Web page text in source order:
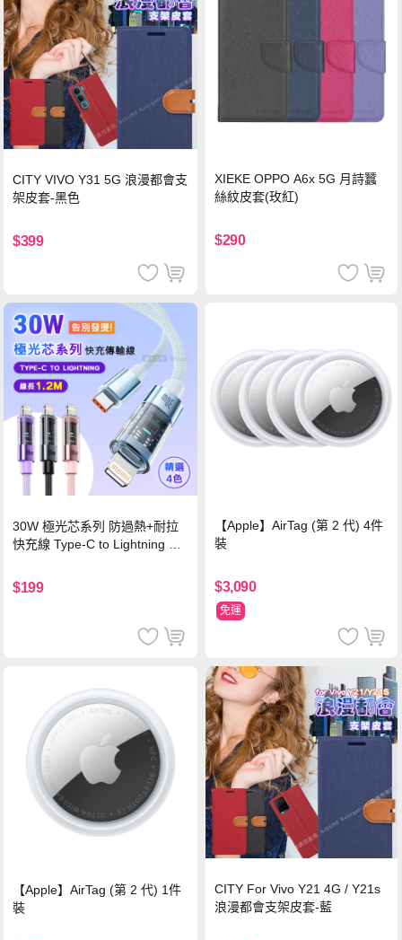
CITY VIVO Y31 5G 浪漫都會支
架皮套-黑色
$399
XIEKE OPPO A6x 5G 月詩蠶
絲紋皮套(玫紅)
$290
30W 極光芯系列 防過熱+耐拉
快充線 Type-C to Lightning 傳
$199
【Apple】AirTag (第 2 代) 4件
裝
$3,090
免運
【Apple】AirTag (第 2 代) 1件
裝
CITY For Vivo Y21 4G / Y21s
浪漫都會支架皮套-藍